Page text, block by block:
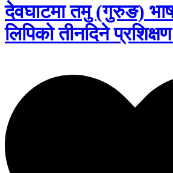
देवघाटमा तमु (गुरुङ)
लिपिको तीनदिने